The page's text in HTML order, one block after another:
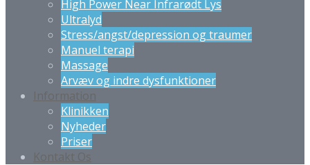
High Power Near Infrarødt Lys
Ultralyd
Stress/angst/depression og traumer
Manuel terapi
Massage
Arvæv og indre dysfunktioner
Information
Klinikken
Nyheder
Priser
Kontakt Os